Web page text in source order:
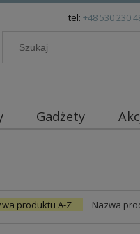
tel: +48 530 230
Gadżety
produktu A-Z Nazwa